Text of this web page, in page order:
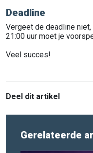
Deadline
Vergeet de deadline
21:00 uur moet je
Veel succes!
Deel dit artikel
Gerelateerde